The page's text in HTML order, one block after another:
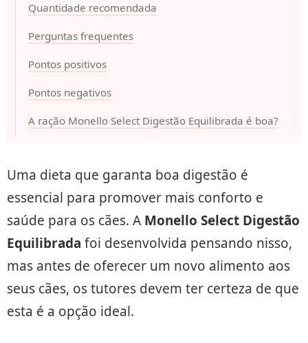
Quantidade recomendada
Perguntas frequentes
Pontos positivos
Pontos negativos
A ração Monello Select Digestão Equilibrada é boa?
Uma dieta que garanta boa digestão é
essencial para promover mais conforto e
saúde para os cães. A Monello Select Digestão
Equilibrada foi desenvolvida pensando nisso,
mas antes de oferecer um novo alimento aos
seus cães, os tutores devem ter certeza de que
esta é a opção ideal.